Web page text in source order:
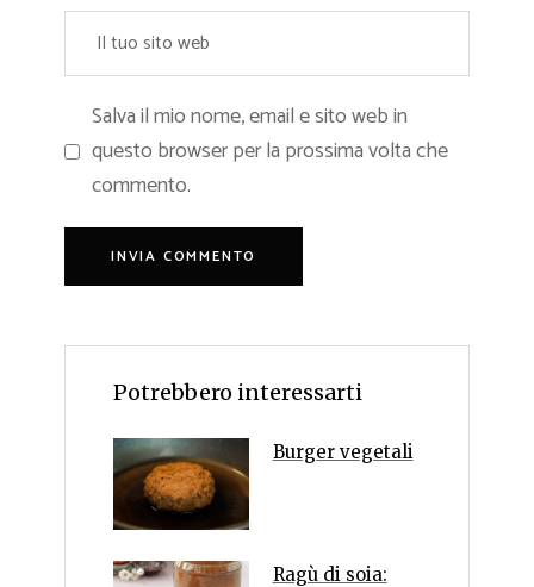
Salva il mio nome, email e sito web in
questo browser per la prossima volta che
commento.
Potrebbero interessarti
Burger vegetali
Ragù di soia: